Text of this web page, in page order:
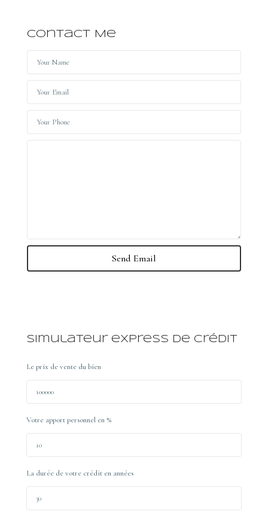
Contact Me
Simulateur express de crédit
Le prix de vente du bien
Votre apport personnel en %
La durée de votre crédit en années